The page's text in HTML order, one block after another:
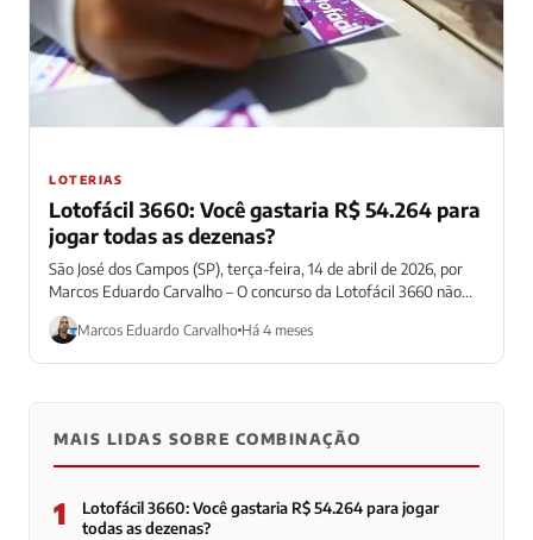
LOTERIAS
Lotofácil 3660: Você gastaria R$ 54.264 para
jogar todas as dezenas?
São José dos Campos (SP), terça-feira, 14 de abril de 2026, por
Marcos Eduardo Carvalho – O concurso da Lotofácil 3660 não...
Marcos Eduardo Carvalho Há 4 meses
MAIS LIDAS SOBRE COMBINAÇÃO
1
Lotofácil 3660: Você gastaria R$ 54.264 para jogar
todas as dezenas?